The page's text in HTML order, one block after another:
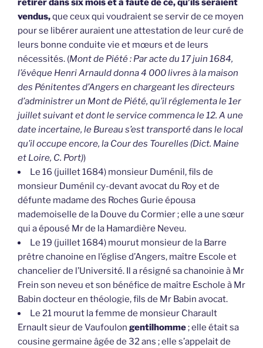
retirer dans six mois et à faute de ce, qu’ils seraient
vendus,que ceux qui voudraient se servir de ce moyen
pour se libérer auraient une attestation de leur curé de
leurs bonne conduite vie et mœurs et de leurs
nécessités. (Mont de Piété : Par acte du 17 juin 1684,
l’évêque Henri Arnauld donna 4 000 livres à la maison
des Pénitentes d’Angers en chargeant les directeurs
d’administrer un Mont de Piété, qu’il réglementa le 1er
juillet suivant et dont le service commenca le 12. A une
date incertaine, le Bureau s’est transporté dans le local
qu’il occupe encore, la Cour des Tourelles (Dict. Maine
et Loire, C. Port))
Le 16 (juillet 1684) monsieur Duménil, fils de
monsieur Duménil cy-devant avocat du Roy et de
défunte madame des Roches Gurie épousa
mademoiselle de la Douve du Cormier ; elle a une sœur
qui a épousé Mr de la Hamardière Neveu.
Le 19 (juillet 1684) mourut monsieur de la Barre
prêtre chanoine en l’église d’Angers, maître Escole et
chancelier de l’Université. Il a résigné sa chanoinie à Mr
Frein son neveu et son bénéfice de maître Eschole à Mr
Babin docteur en théologie, fils de Mr Babin avocat.
Le 21 mourut la femme de monsieur Charault
Ernault sieur de Vaufoulon gentilhomme; elle était sa
cousine germaine âgée de 32 ans ; elle s’appelait de